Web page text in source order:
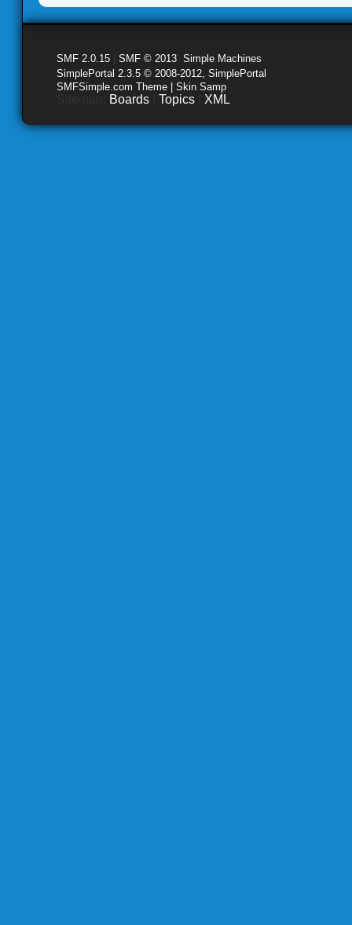
SMF 2.0.15 SMF © 2013 Simple Machines
SimplePortal 2.3.5 © 2008-2012, SimplePortal
SMFSimple.com Theme | Skin Samp
Boards Topics XML